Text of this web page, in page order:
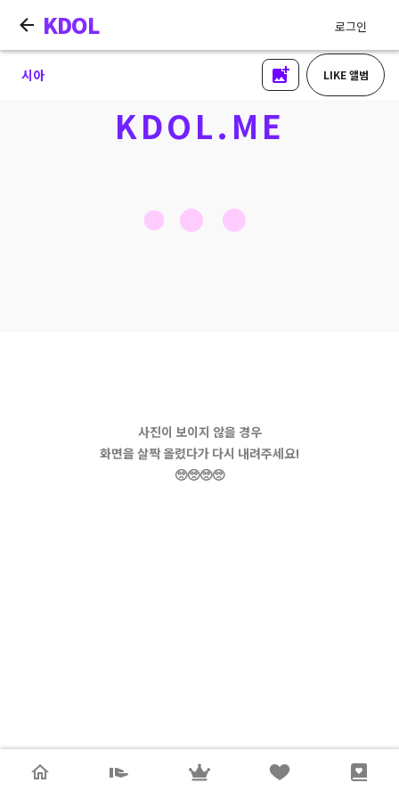
KDOL 로그인
시아 LIKE 앨범
KDOL.ME
사진이 보이지 않을 경우
화면을 살짝 올렸다가 다시 내려주세요!
🥺🥺🥺🥺